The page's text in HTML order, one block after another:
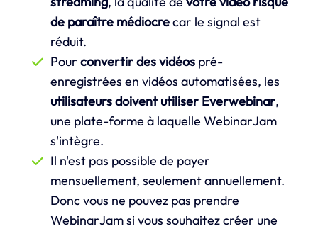
de paraître médiocrecar le signal est
réduit.
Pour convertir des vidéos pré-
enregistrées en vidéos automatisées, les
utilisateurs doivent utiliser Everwebinar,
une plate-forme à laquelle WebinarJam
s'intègre.
Il n'est pas possible de payer
mensuellement, seulement annuellement.
Donc vous ne pouvez pas prendre
WebinarJam si vous souhaitez créer une